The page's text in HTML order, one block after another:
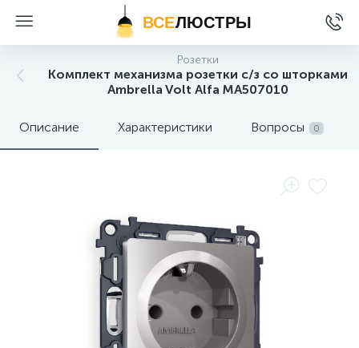
ВСЕЛЮСТРЫ
Розетки
Комплект механизма розетки с/з со шторками
Ambrella Volt Alfa MA507010
Описание Характеристики Вопросы 0